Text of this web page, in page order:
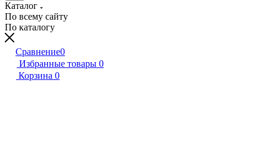
Каталог
По всему сайту
По каталогу
Сравнение0
Избранные товары 0
Корзина 0